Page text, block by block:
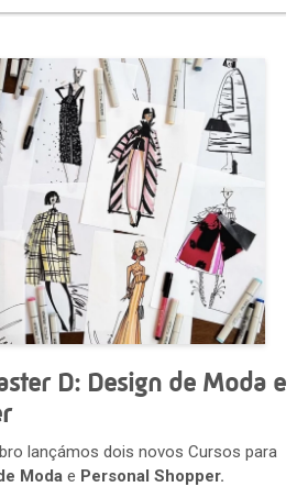
D: Design de Moda e
lançámos dois novos Cursos para
Moda e Personal Shopper.